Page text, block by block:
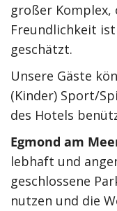
großer Komplex,
Freundlichkeit
geschätzt.
Unsere Gäste
(Kinder) Sport/
des Hotels
Egmond am
lebhaft und
geschlossene
nutzen und die